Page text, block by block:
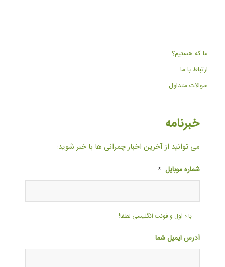
ما که هستیم؟
ارتباط با ما
سوالات متداول
خبرنامه
می توانید از آخرین اخبار چمرانی ها با خبر شوید:
شماره موبایل *
با ۰ اول و فونت انگلیسی لطفا!
آدرس ایمیل شما